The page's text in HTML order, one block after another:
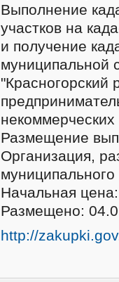
Выполнение
участков на
и получение
муниципальной
"Красногорский
Размещение
Организация,
Начальная
Размещено:
http://